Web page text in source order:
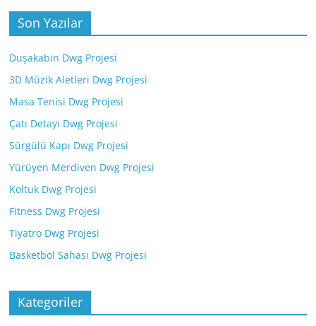
Son Yazılar
Duşakabin Dwg Projesi
3D Müzik Aletleri Dwg Projesi
Masa Tenisi Dwg Projesi
Çatı Detayı Dwg Projesi
Sürgülü Kapı Dwg Projesi
Yürüyen Merdiven Dwg Projesi
Koltuk Dwg Projesi
Fitness Dwg Projesi
Tiyatro Dwg Projesi
Basketbol Sahası Dwg Projesi
Kategoriler